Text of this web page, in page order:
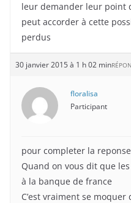
leur demander leur point
peut accorder à cette
perdus
30 janvier 2015 à 1 h 02 min
floralisa
Participant
pour completer la
Quand on vous dit que
à la banque de france
C’est vraiment se moquer